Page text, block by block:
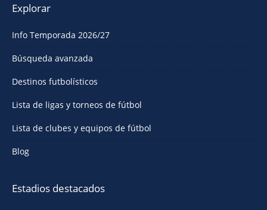
Explorar
Info Temporada 2026/27
Búsqueda avanzada
Destinos futbolísticos
Lista de ligas y torneos de fútbol
Lista de clubes y equipos de fútbol
Blog
Estadios destacados